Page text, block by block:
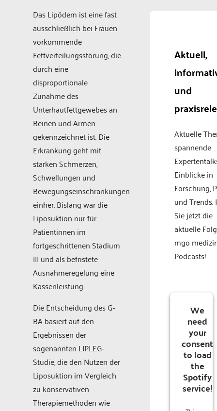
Das Lipödem ist eine fast
ausschließlich bei Frauen
vorkommende
Fettverteilungsstörung, die
durch eine
disproportionale
Zunahme des
Unterhautfettgewebes an
Beinen und Armen
gekennzeichnet ist. Die
Erkrankung geht mit
starken Schmerzen,
Schwellungen und
Bewegungseinschränkungen
einher. Bislang war die
Liposuktion nur für
Patientinnen im
fortgeschrittenen Stadium
III und als befristete
Ausnahmeregelung eine
Kassenleistung.
Die Entscheidung des G-
BA basiert auf den
Ergebnissen der
sogenannten LIPLEG-
Studie, die den Nutzen der
Liposuktion im Vergleich
zu konservativen
Therapiemethoden wie
Aktuell,
und
Aktuelle
spannende
Einblicke in
Forschung,
und Trends.
Sie jetzt die
aktuelle
mgo
Podcasts!
We
need
your
consent
to load
the
Spotify
service!